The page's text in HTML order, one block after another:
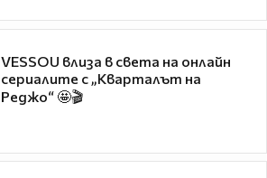
VESSOU влиза в света на онлайн
сериалите с „Кварталът на
Реджо“ 🤩🎬